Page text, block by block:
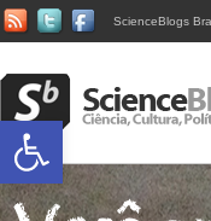
ScienceBlogs
Abrir a